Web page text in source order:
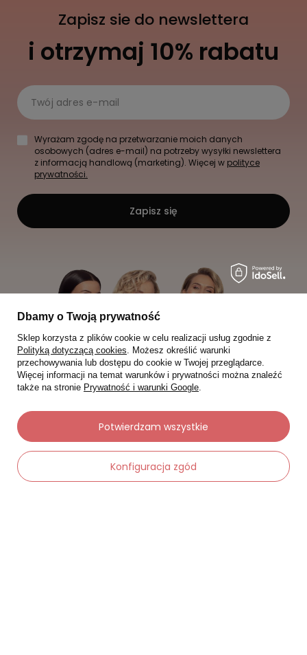
Zapisz sie do newslettera
i otrzymaj 10% rabatu
Twój adres e-mail
Wyrażam zgodę na przetwarzanie moich danych
osobowych (adres e-mail) na potrzeby wysyłki newslettera
z informacją handlową (marketing). Więcej w polityce
prywatności.
Zapisz się
Moje zamówienia
Dbamy o Twoją prywatność
Sklep korzysta z plików cookie w celu realizacji usług zgodnie z
Polityką dotyczącą cookies. Możesz określić warunki
przechowywania lub dostępu do cookie w Twojej przeglądarce.
Więcej informacji na temat warunków i prywatności można znaleźć
także na stronie Prywatność i warunki Google.
Konfiguracja zgód
Potwierdzam wszystkie